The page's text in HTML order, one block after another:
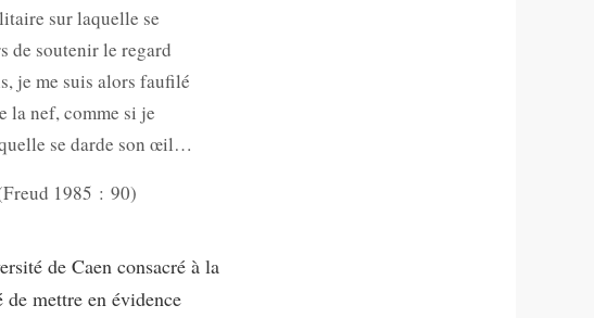
sur laquelle se
de soutenir le regard
je me suis alors faufilé
la nef, comme si je
se darde son œil…
1985 : 90)
de Caen consacré à la
mettre en évidence